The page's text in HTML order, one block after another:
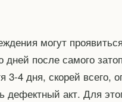
могут
дней после самого
3-4 дня, скорей всего,
дефектный акт. Для